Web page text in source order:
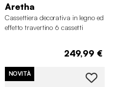
Aretha
Cassettiera decorativa in legno ed
effetto travertino 6 cassetti
249,99 €
NOVITÀ